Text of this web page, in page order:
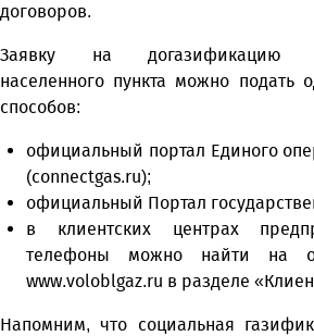
договоров.
Заявку на догазификацию
населенного пункта можно подать
способов:
официальный портал Единого
(connectgas.ru);
официальный Портал
в клиентских центрах
телефоны можно найти на
www.voloblgaz.ru в разделе
Напомним, что социальная